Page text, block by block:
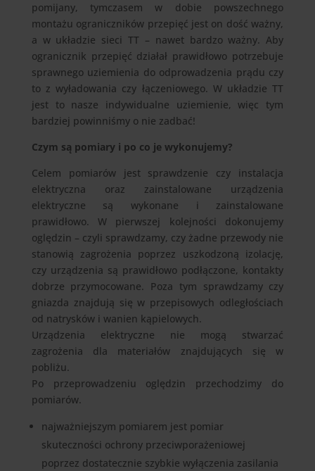
pomijany, tymczasem w dobie powszechnego
montażu ograniczników przepięć jest on dość ważny,
a w układzie sieci TT – nawet bardzo ważny. Aby
ogranicznik przepięć działał prawidłowo potrzebuje
sprawnego uziemienia do odprowadzenia prądu czy
to z wyładowania czy łączeniowego. W układzie TT
jest to nasze indywidualne uziemienie, więc tym
bardziej powinniśmy o nie zadbać!
Czym są pomiary i po co je wykonujemy?
Celem pomiarów jest sprawdzenie czy instalacja
elektryczna oraz zainstalowane urządzenia
elektryczne są wykonane i zainstalowane
prawidłowo. W pierwszej kolejności dokonujemy
oględzin – czyli sprawdzamy, czy żadne przewody nie
stanowią zagrożenia poprzez uszkodzoną izolację,
czy urządzenia są prawidłowo podłączone, kontakty
dobrze przymocowane. Poza tym sprawdzamy czy
gniazda znajdują się w przepisowych odległościach
od natrysków i wanien kąpielowych.
Urządzenia elektryczne nie mogą stwarzać
zagrożenia dla materiałów znajdujących się w
pobliżu.
Po przeprowadzeniu oględzin przechodzimy do
pomiarów.
najważniejszym pomiarem jest pomiar
skuteczności ochrony przeciwporażeniowej
poprzez dostatecznie szybkie wyłączenia zasilania